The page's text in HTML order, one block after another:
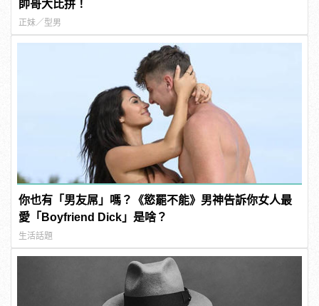
帥哥大比拼！
正妹／型男
你也有「男友屌」嗎？《慾罷不能》男神告訴你女人最
愛「Boyfriend Dick」是啥？
生活話題